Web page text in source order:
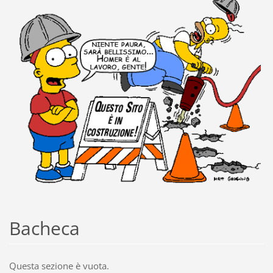
Bacheca
Questa sezione è vuota.